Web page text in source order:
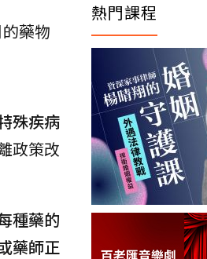
藥物
殊疾病
政策改
種藥的
藥師正
熱門課程